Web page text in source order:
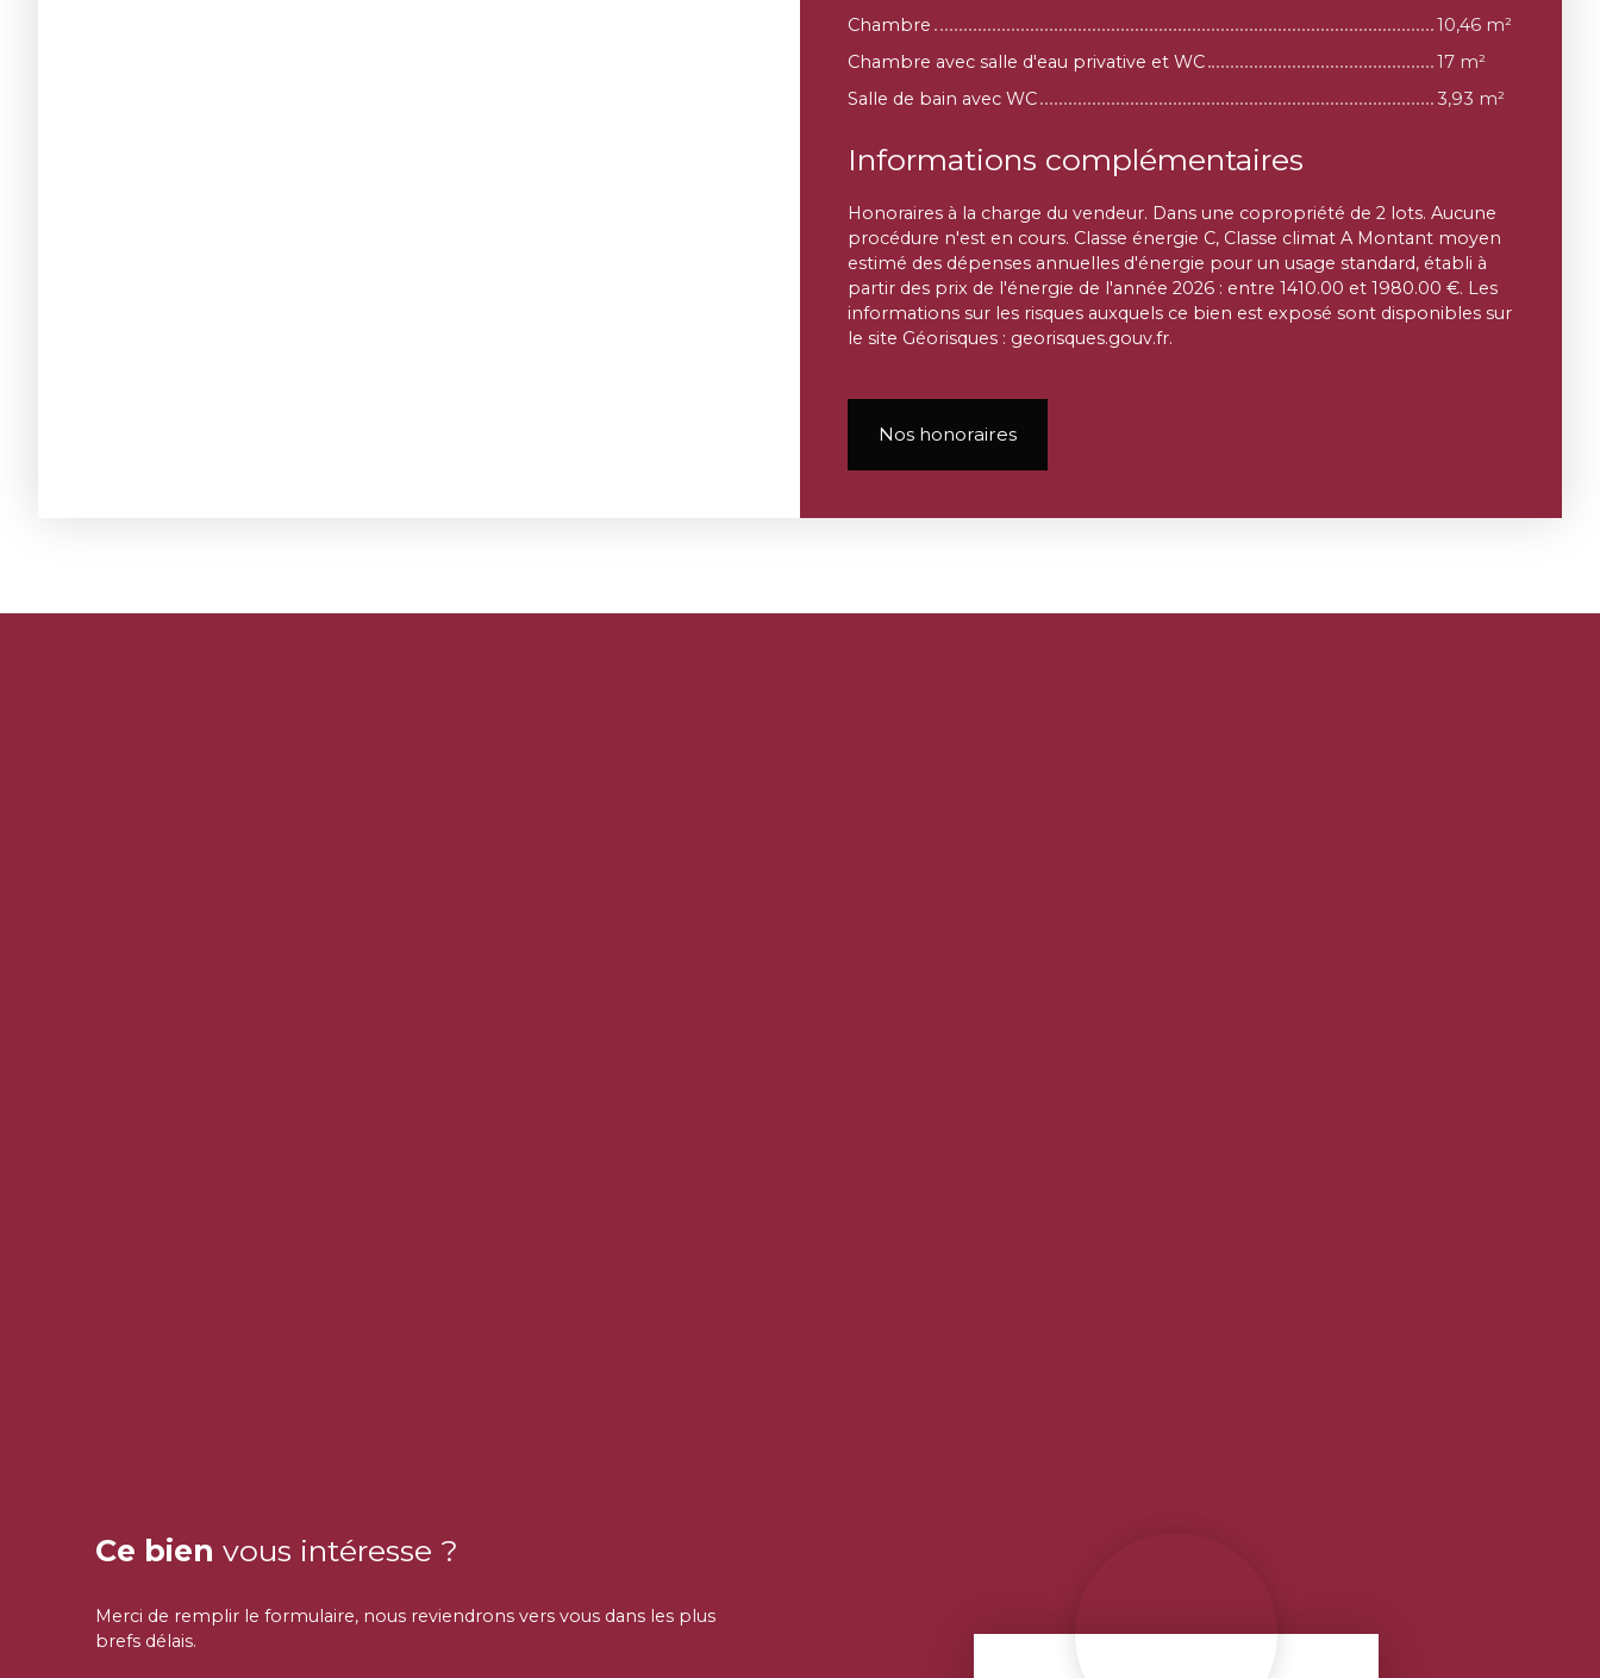
Chambre
10,46 m²
Chambre avec salle d'eau privative et WC
17 m²
Salle de bain avec WC
3,93 m²
Informations complémentaires
Honoraires à la charge du vendeur. Dans une copropriété de 2 lots. Aucune
procédure n'est en cours. Classe énergie C, Classe climat A Montant moyen
estimé des dépenses annuelles d'énergie pour un usage standard, établi à
partir des prix de l'énergie de l'année 2026 : entre 1410.00 et 1980.00 €. Les
informations sur les risques auxquels ce bien est exposé sont disponibles sur
le site Géorisques : georisques.gouv.fr.
Nos honoraires
Ce bien vous intéresse ?
Merci de remplir le formulaire, nous reviendrons vers vous dans les plus
brefs délais.